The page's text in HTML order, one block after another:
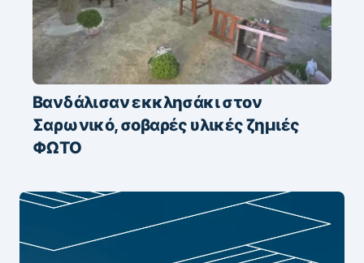
Βανδάλισαν εκκλησάκι στον
Σαρωνικό, σοβαρές υλικές ζημιές
ΦΩΤΟ